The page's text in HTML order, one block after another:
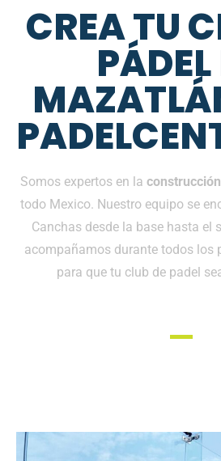
CREA TU
PÁDEL
Somos expertos en la
todo Mexico. Nuestro equipo se
Canchas desde la base hasta el
acompañamos durante todos los
para que tu club de padel